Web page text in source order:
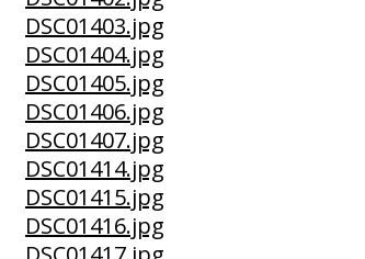
DSC01403.jpg
DSC01404.jpg
DSC01405.jpg
DSC01406.jpg
DSC01407.jpg
DSC01414.jpg
DSC01415.jpg
DSC01416.jpg